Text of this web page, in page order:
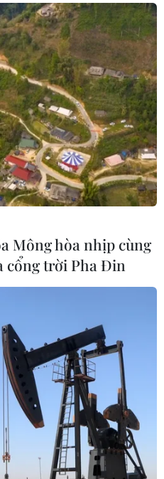
cao bản
phán về
trị
2
luật trao
cho ông
Mông hòa nhịp cùng
cổng trời Pha Đin